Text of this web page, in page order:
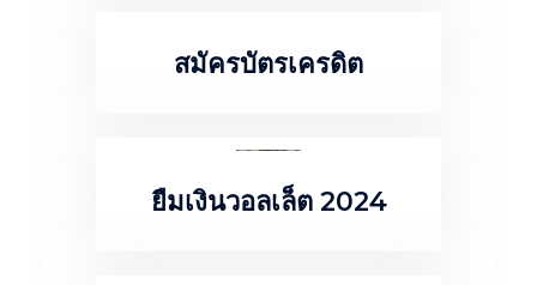
สมัครบัตรเครดิต
ยืมเงินวอลเล็ต 2024